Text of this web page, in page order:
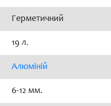
Герметичний
19 л.
Алюміній
6-12 мм.